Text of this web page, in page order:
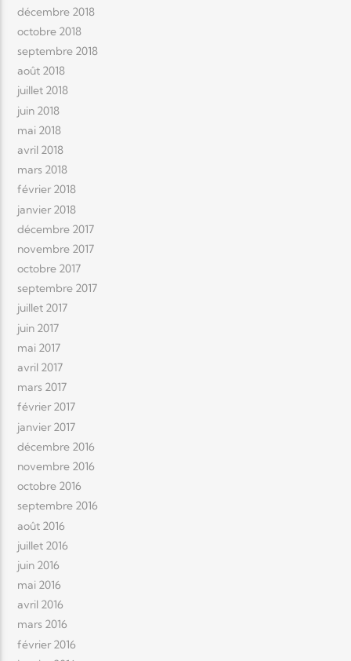
décembre 2018
octobre 2018
septembre 2018
août 2018
juillet 2018
juin 2018
mai 2018
avril 2018
mars 2018
février 2018
janvier 2018
décembre 2017
novembre 2017
octobre 2017
septembre 2017
juillet 2017
juin 2017
mai 2017
avril 2017
mars 2017
février 2017
janvier 2017
décembre 2016
novembre 2016
octobre 2016
septembre 2016
août 2016
juillet 2016
juin 2016
mai 2016
avril 2016
mars 2016
février 2016